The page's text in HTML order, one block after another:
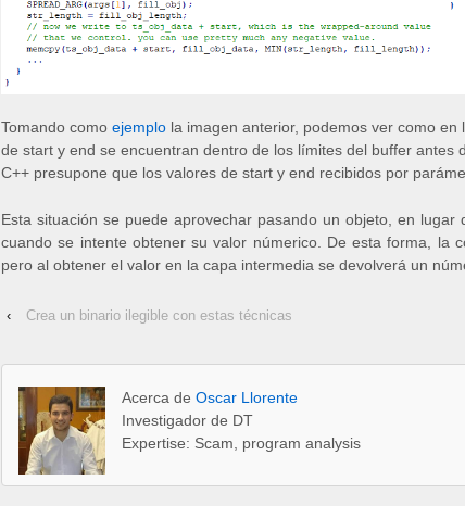
Tomando como ejemplo la imagen anterior, podemos ver como
de start y end se encuentran dentro de los límites del buffer
C++ presupone que los valores de start y end recibidos por
Esta situación se puede aprovechar pasando un objeto, en
cuando se intente obtener su valor númerico. De esta forma, la
pero al obtener el valor en la capa intermedia se devolverá un
‹ Crea un binario ilegible con estas técnicas
Acerca de Oscar Llorente
Investigador de DT
Expertise: Scam, program analysis